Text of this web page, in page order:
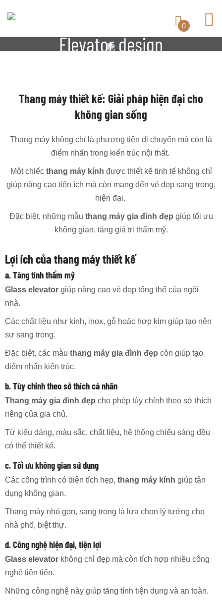
0
Elevator design
Thang máy thiết kế: Giải pháp hiện đại cho
không gian sống
Thang máy không chỉ là phương tiện di chuyển mà còn là
điểm nhấn trong kiến trúc nội thất.
Một chiếc thang máy kính được thiết kế tinh tế không chỉ
giúp nâng cao tiện ích mà còn mang đến vẻ đẹp sang trọng,
hiện đại.
Đặc biệt, những mẫu thang máy gia đình đẹp giúp tối ưu
không gian, tăng giá trị thẩm mỹ.
Lợi ích của thang máy thiết kế
a. Tăng tính thẩm mỹ
Glass elevator giúp nâng cao vẻ đẹp tổng thể của ngôi
nhà.
Các chất liệu như kính, inox, gỗ hoặc hợp kim giúp tạo nên
sự sang trọng.
Đặc biệt, các mẫu thang máy gia đình đẹp còn giúp tạo
điểm nhấn kiến trúc.
b. Tùy chỉnh theo sở thích cá nhân
Thang máy gia đình đẹp cho phép tùy chỉnh theo sở thích
riêng của gia chủ.
Từ kiểu dáng, màu sắc, chất liệu, hệ thống chiếu sáng đều
có thể thiết kế.
c. Tối ưu không gian sử dụng
Các công trình có diện tích hẹp, thang máy kính giúp tận
dụng không gian.
Thang máy nhỏ gọn, sang trọng là lựa chọn lý tưởng cho
nhà phố, biệt thự.
d. Công nghệ hiện đại, tiện lợi
Glass elevator không chỉ đẹp mà còn tích hợp nhiều công
nghệ tiên tiến.
Những công nghệ này giúp tăng tính tiện dụng và an toàn.